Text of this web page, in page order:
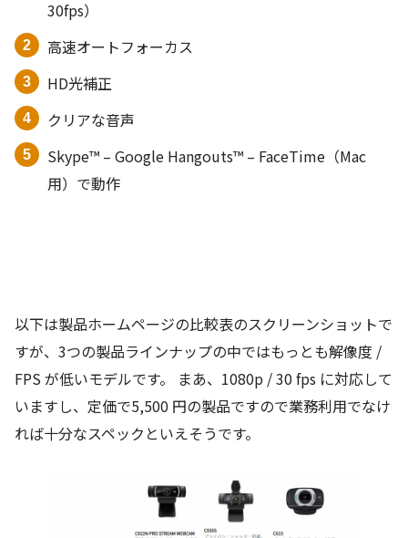
30fps）
高速オートフォーカス
HD光補正
クリアな音声
Skype™ – Google Hangouts™ – FaceTime（Mac
用）で動作
以下は製品ホームページの比較表のスクリーンショットで
すが、3つの製品ラインナップの中ではもっとも解像度 /
FPS が低いモデルです。 まあ、1080p / 30 fps に対応して
いますし、定価で5,500 円の製品ですので業務利用でなけ
れば十分なスペックといえそうです。